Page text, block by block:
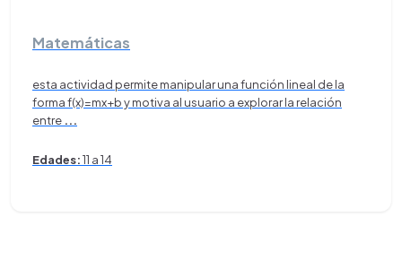
Matemáticas
esta actividad permite manipular una función lineal de la
forma f(x)=mx+b y motiva al usuario a explorar la relación
entre ...
Edades:11 a 14